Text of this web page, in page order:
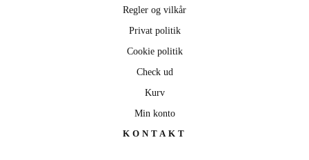
Regler og vilkår
Privat politik
Cookie politik
Check ud
Kurv
Min konto
KONTAKT